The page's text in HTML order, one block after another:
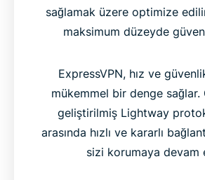
sağlamak üzere optimize
maksimum düzeyde
ExpressVPN, hız ve
mükemmel bir denge sağlar.
geliştirilmiş Lightway
arasında hızlı ve kararlı
sizi korumaya devam